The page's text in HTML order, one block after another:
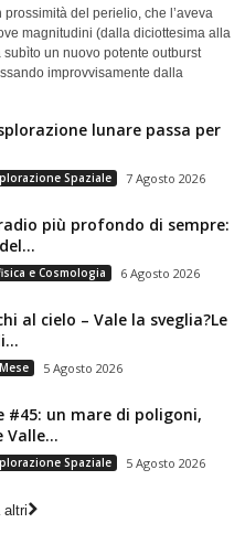
del perielio, che l’aveva
magnitudini (dalla diciottesima alla
un nuovo potente outburst
improvvisamente dalla
lunare passa per
Spaziale 7 Agosto 2026
più profondo di sempre:
e Cosmologia 6 Agosto 2026
al cielo – Vale la sveglia?Le
5 Agosto 2026
#45: un mare di poligoni,
Valle...
Spaziale 5 Agosto 2026
altri